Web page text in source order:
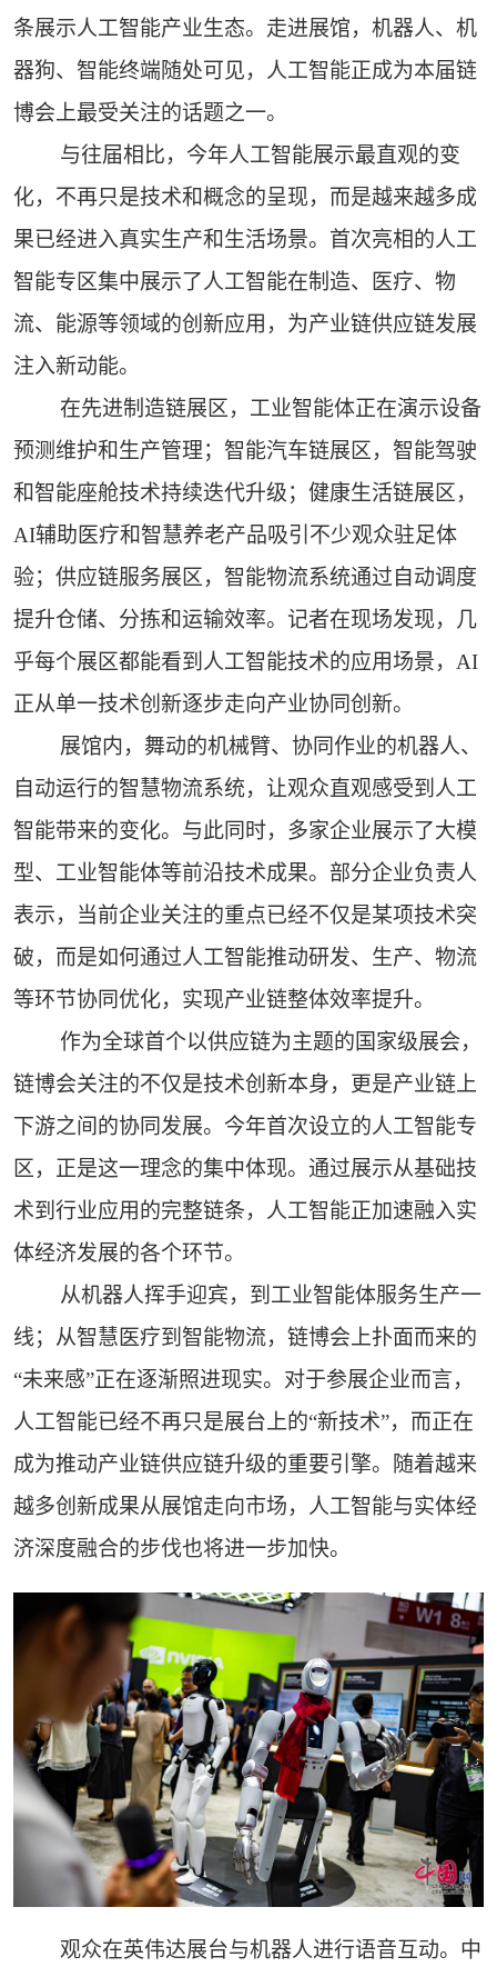
条展示人工智能产业生态。走进展馆，机器人、机
器狗、智能终端随处可见，人工智能正成为本届链
博会上最受关注的话题之一。
与往届相比，今年人工智能展示最直观的变
化，不再只是技术和概念的呈现，而是越来越多成
果已经进入真实生产和生活场景。首次亮相的人工
智能专区集中展示了人工智能在制造、医疗、物
流、能源等领域的创新应用，为产业链供应链发展
注入新动能。
在先进制造链展区，工业智能体正在演示设备
预测维护和生产管理；智能汽车链展区，智能驾驶
和智能座舱技术持续迭代升级；健康生活链展区，
AI辅助医疗和智慧养老产品吸引不少观众驻足体
验；供应链服务展区，智能物流系统通过自动调度
提升仓储、分拣和运输效率。记者在现场发现，几
乎每个展区都能看到人工智能技术的应用场景，AI
正从单一技术创新逐步走向产业协同创新。
展馆内，舞动的机械臂、协同作业的机器人、
自动运行的智慧物流系统，让观众直观感受到人工
智能带来的变化。与此同时，多家企业展示了大模
型、工业智能体等前沿技术成果。部分企业负责人
表示，当前企业关注的重点已经不仅是某项技术突
破，而是如何通过人工智能推动研发、生产、物流
等环节协同优化，实现产业链整体效率提升。
作为全球首个以供应链为主题的国家级展会，
链博会关注的不仅是技术创新本身，更是产业链上
下游之间的协同发展。今年首次设立的人工智能专
区，正是这一理念的集中体现。通过展示从基础技
术到行业应用的完整链条，人工智能正加速融入实
体经济发展的各个环节。
从机器人挥手迎宾，到工业智能体服务生产一
线；从智慧医疗到智能物流，链博会上扑面而来的
“未来感”正在逐渐照进现实。对于参展企业而言，
人工智能已经不再只是展台上的“新技术”，而正在
成为推动产业链供应链升级的重要引擎。随着越来
越多创新成果从展馆走向市场，人工智能与实体经
济深度融合的步伐也将进一步加快。
观众在英伟达展台与机器人进行语音互动。中